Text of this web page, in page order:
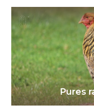
01
Pures